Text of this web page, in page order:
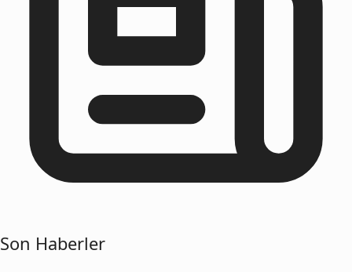
Son Haberler